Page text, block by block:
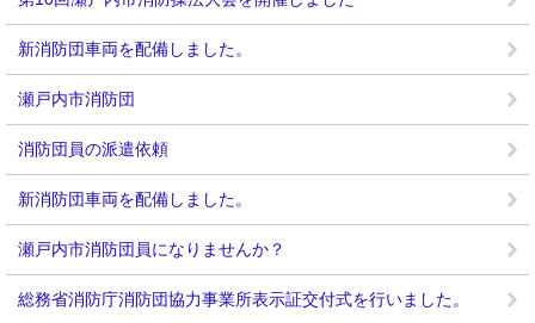
新消防団車両を配備しました。
瀬戸内市消防団
消防団員の派遣依頼
新消防団車両を配備しました。
瀬戸内市消防団員になりませんか？
総務省消防庁消防団協力事業所表示証交付式を行いました。